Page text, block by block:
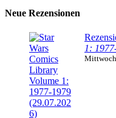
Neue Rezensionen
1: